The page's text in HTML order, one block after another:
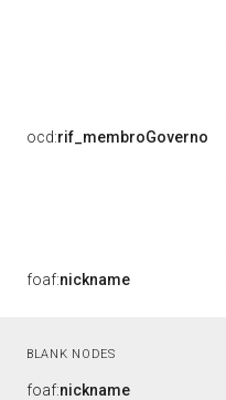
ocd:rif_membroGoverno
foaf:nickname
BLANK NODES
foaf:nickname